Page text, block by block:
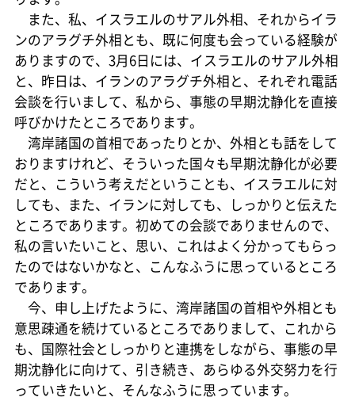
また、私、イスラエルのサアル外相、それからイラ
ンのアラグチ外相とも、既に何度も会っている経験が
ありますので、3月6日には、イスラエルのサアル外相
と、昨日は、イランのアラグチ外相と、それぞれ電話
会談を行いまして、私から、事態の早期沈静化を直接
呼びかけたところであります。
湾岸諸国の首相であったりとか、外相とも話をして
おりますけれど、そういった国々も早期沈静化が必要
だと、こういう考えだということも、イスラエルに対
しても、また、イランに対しても、しっかりと伝えた
ところであります。初めての会談でありませんので、
私の言いたいこと、思い、これはよく分かってもらっ
たのではないかなと、こんなふうに思っているところ
であります。
今、申し上げたように、湾岸諸国の首相や外相とも
意思疎通を続けているところでありまして、これから
も、国際社会としっかりと連携をしながら、事態の早
期沈静化に向けて、引き続き、あらゆる外交努力を行
っていきたいと、そんなふうに思っています。